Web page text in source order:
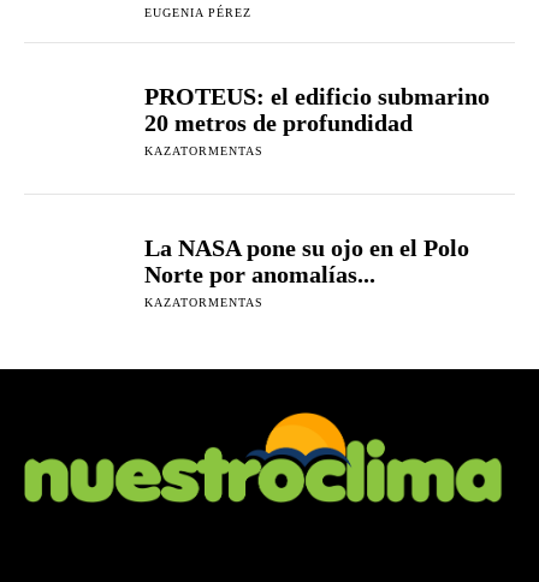
EUGENIA PÉREZ
PROTEUS: el edificio submarino
20 metros de profundidad
KAZATORMENTAS
La NASA pone su ojo en el Polo
Norte por anomalías...
KAZATORMENTAS